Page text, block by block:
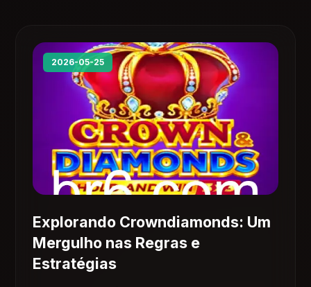
2026-05-25
Explorando Crowndiamonds: Um
Mergulho nas Regras e
Estratégias